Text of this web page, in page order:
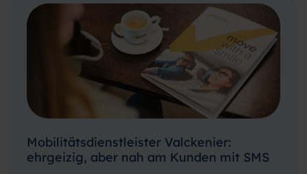
Mobilitätsdienstleister Valckenier:
ehrgeizig, aber nah am Kunden mit SMS